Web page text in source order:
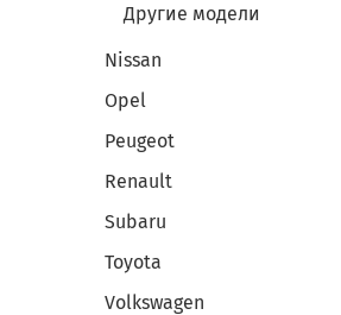
Другие модели
Nissan
Opel
Peugeot
Renault
Subaru
Toyota
Volkswagen